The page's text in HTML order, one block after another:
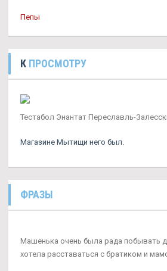
Пепы
К ПРОСМОТРУ
Тестабол Энантат Переславль-
Магазине Мытищи него был.
ФРАЗЫ
Машенька очень была рада побывать
хотела расставаться с братиком и